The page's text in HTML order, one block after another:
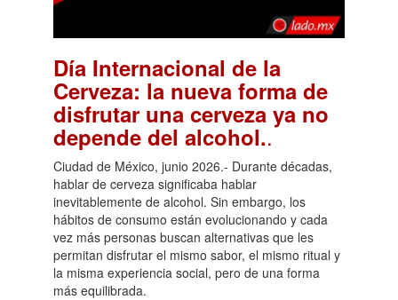
Día Internacional de la
Cerveza: la nueva forma de
disfrutar una cerveza ya no
depende del alcohol..
Ciudad de México, junio 2026.- Durante décadas,
hablar de cerveza significaba hablar
inevitablemente de alcohol. Sin embargo, los
hábitos de consumo están evolucionando y cada
vez más personas buscan alternativas que les
permitan disfrutar el mismo sabor, el mismo ritual y
la misma experiencia social, pero de una forma
más equilibrada.